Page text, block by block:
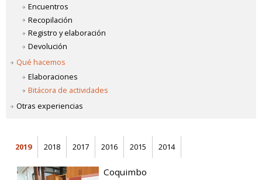
Encuentros
Recopilación
Registro y elaboración
Devolución
Qué hacemos
Elaboraciones
Bitácora de actividades
Otras experiencias
2014
2015
2016
2017
2018
2019
Coquimbo